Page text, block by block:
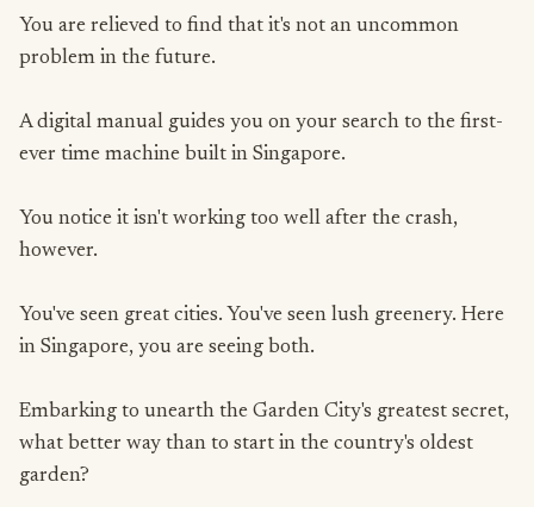
You are relieved to find that it's not an uncommon
problem in the future.
A digital manual guides you on your search to the first-
ever time machine built in Singapore.
You notice it isn't working too well after the crash,
however.
You've seen great cities. You've seen lush greenery. Here
in Singapore, you are seeing both.
Embarking to unearth the Garden City's greatest secret,
what better way than to start in the country's oldest
garden?